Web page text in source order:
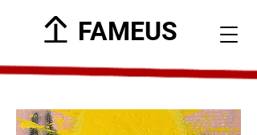
FAMEUS